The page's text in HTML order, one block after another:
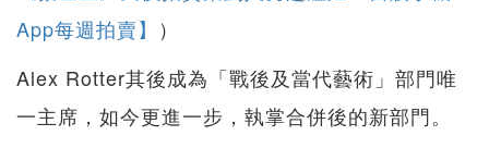
App每週拍賣】 ）
Alex Rotter其後成為「戰後及當代藝術」部門唯
一主席，如今更進一步，執掌合併後的新部門。